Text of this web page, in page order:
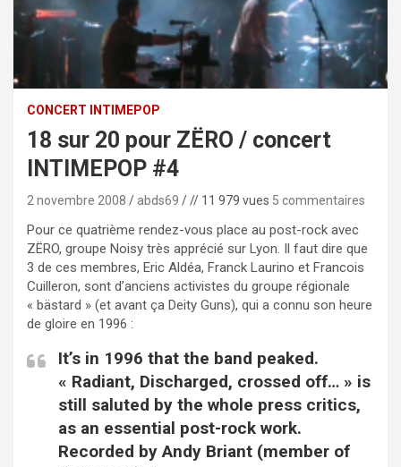
CONCERT INTIMEPOP
18 sur 20 pour ZËRO / concert
INTIMEPOP #4
2 novembre 2008 abds69 // 11 979 vues 5 commentaires
Pour ce quatrième rendez-vous place au post-rock avec
ZËRO, groupe Noisy très apprécié sur Lyon. Il faut dire que
3 de ces membres, Eric Aldéa, Franck Laurino et Francois
Cuilleron, sont d’anciens activistes du groupe régionale
« bästard » (et avant ça Deity Guns), qui a connu son heure
de gloire en 1996 :
It’s in 1996 that the band peaked.
« Radiant, Discharged, crossed off… » is
still saluted by the whole press critics,
as an essential post-rock work.
Recorded by Andy Briant (member of